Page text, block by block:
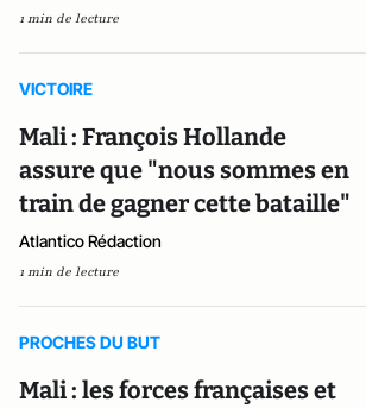
1 min de lecture
VICTOIRE
Mali : François Hollande
assure que "nous sommes en
train de gagner cette bataille"
Atlantico Rédaction
1 min de lecture
PROCHES DU BUT
Mali : les forces françaises et